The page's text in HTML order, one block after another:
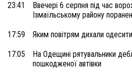
23:41
Ввечері 6 серпня під час
Ізмаїльському району
17:59 Яким повітрям дихали
17:05
На Одещині рятувальники
пошкодженої автівки